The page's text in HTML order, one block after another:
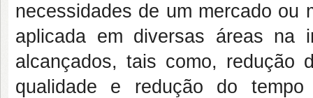
necessidades de um mercado ou
aplicada em diversas áreas na
alcançados, tais como, redução
qualidade e redução do